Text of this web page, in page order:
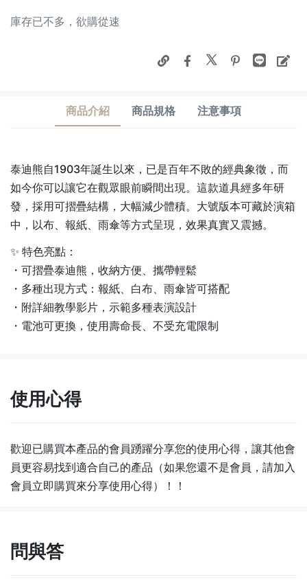
庫存已不多，欲購從速
商品介紹 商品規格 注意事項
泰迪熊自1903年誕生以來，已是百年不敗的經典象徵，而
如今你可以讓它在觀眾眼前瞬間出現。這款道具經多年研
發，採用可摺疊結構，大幅減少體積。大號版本可藏於演箱
中，以布、報紙、雨傘等方式呈現，效果真實又震撼。
✨ 特色亮點：
・可摺疊泰迪熊，收納方便、攜帶輕鬆
・多種出現方式：報紙、白布、雨傘皆可搭配
・附詳細教學影片，示範多種表演設計
・電池可更換，使用壽命長、不受充電限制
使用心得
歡迎已購買本產品的會員踴躍分享您的使用心得，讓其他會
員更容易找到適合自己的產品（如果您還不是會員，請加入
會員立即購買來分享使用心得）！！
問與答